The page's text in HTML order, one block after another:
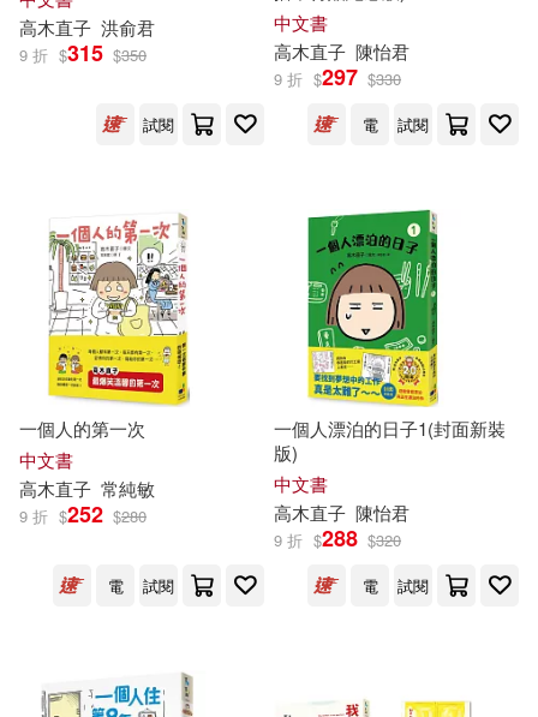
高木直子 洪俞君
9 折 $315 $350
試閱
中文書
高木直子 陳怡君
9 折 $297 $330
電
試閱
一個人的第一次
中文書
高木直子 常純敏
9 折 $252 $280
電 試閱
一個人漂泊的日子1(封面新裝
版)
中文書
高木直子 陳怡君
9 折 $288 $320
電
試閱